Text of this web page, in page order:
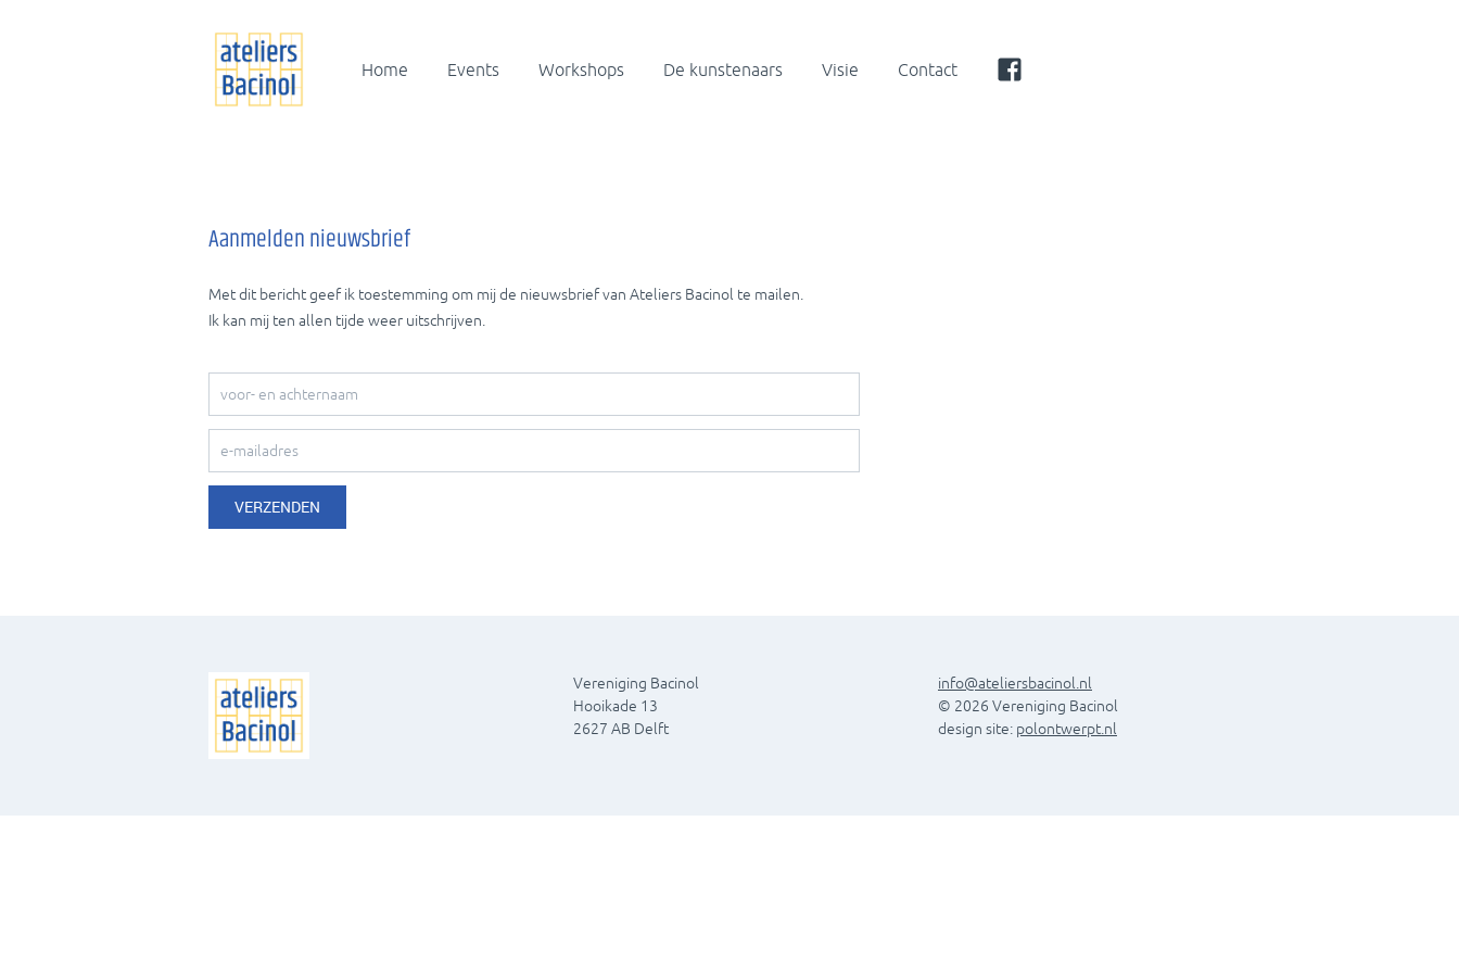
Home Events Workshops De kunstenaars Visie Contact
Aanmelden nieuwsbrief
Met dit bericht geef ik toestemming om mij de nieuwsbrief van Ateliers Bacinol te mailen.
Ik kan mij ten allen tijde weer uitschrijven.
VERZENDEN
Vereniging Bacinol
Hooikade 13
2627 AB Delft
info@ateliersbacinol.nl
© 2026 Vereniging Bacinol
design site: polontwerpt.nl